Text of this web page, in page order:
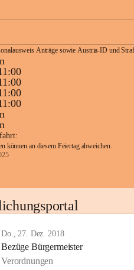
Anträge sowie Austria-ID und
können an diesem Feiertag abweichen.
Do., 27. Dez. 2018
Bezüge Bürgermeister
Verordnungen